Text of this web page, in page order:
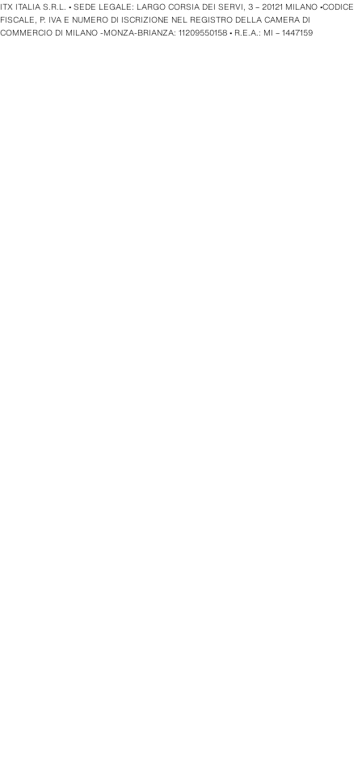
ITX ITALIA S.R.L. • SEDE LEGALE: LARGO CORSIA DEI SERVI, 3 – 20121 MILANO •CODICE
FISCALE, P. IVA E NUMERO DI ISCRIZIONE NEL REGISTRO DELLA CAMERA DI
COMMERCIO DI MILANO -MONZA-BRIANZA: 11209550158 • R.E.A.: MI – 1447159